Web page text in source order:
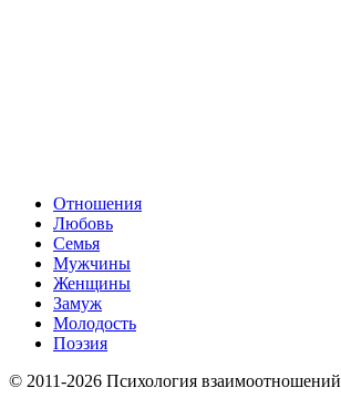
Отношения
Любовь
Семья
Мужчины
Женщины
Замуж
Молодость
Поэзия
© 2011-2026 Психология взаимоотношений